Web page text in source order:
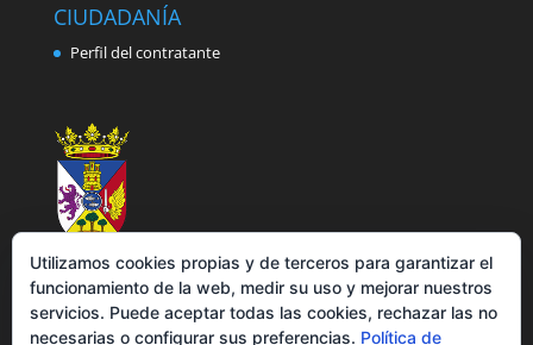
CIUDADANÍA
Perfil del contratante
Utilizamos cookies propias y de terceros para garantizar el
funcionamiento de la web, medir su uso y mejorar nuestros
servicios. Puede aceptar todas las cookies, rechazar las no
necesarias o configurar sus preferencias. Política de